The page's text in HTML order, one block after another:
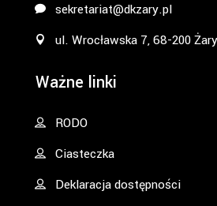
sekretariat@dkzary.pl
ul. Wrocławska 7, 68-200 Żary
Ważne linki
RODO
Ciasteczka
Deklaracja dostępności